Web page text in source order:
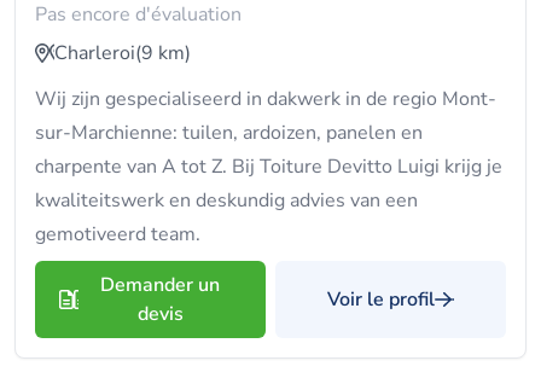
Pas encore d'évaluation
Charleroi(9 km)
Wij zijn gespecialiseerd in dakwerk in de regio Mont-
sur-Marchienne: tuilen, ardoizen, panelen en
charpente van A tot Z. Bij Toiture Devitto Luigi krijg je
kwaliteitswerk en deskundig advies van een
gemotiveerd team.
Demander un
devis
Voir le profil